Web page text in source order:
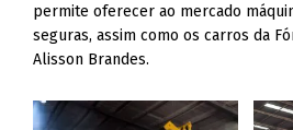
permite oferecer ao mercado
seguras, assim como os carros da
Alisson Brandes.